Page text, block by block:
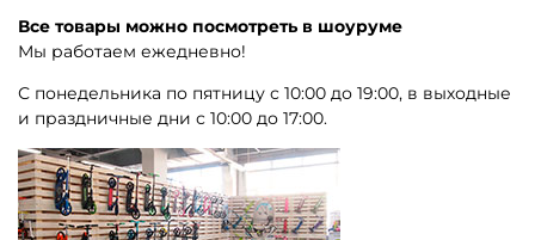
Все товары можно посмотреть в шоуруме
Мы работаем ежедневно!
С понедельника по пятницу с 10:00 до 19:00, в выходные
и праздничные дни с 10:00 до 17:00.